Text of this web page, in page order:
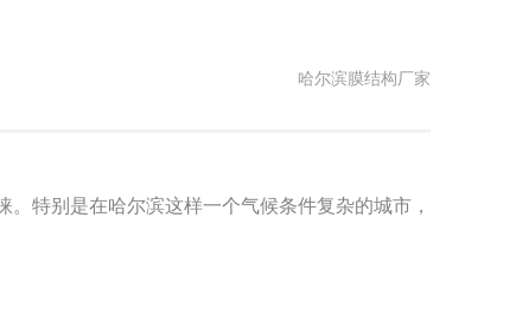
哈尔滨膜结构厂家
特别是在哈尔滨这样一个气候条件复杂的城市，